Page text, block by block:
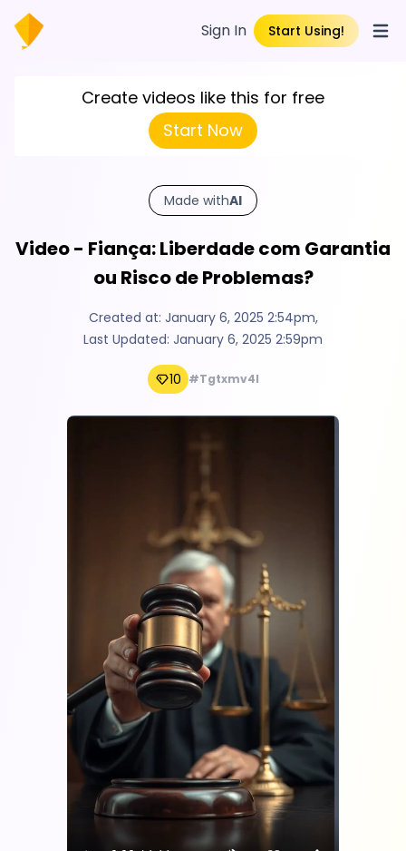
Sign In Start Using!
Create videos like this for free
Start Now
Made withAI
Video - Fiança: Liberdade com Garantia
ou Risco de Problemas?
Created at: January 6, 2025 2:54pm,
Last Updated: January 6, 2025 2:59pm
10 #Tgtxmv4l